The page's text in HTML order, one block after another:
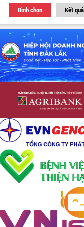
Bình chọn Kết quả